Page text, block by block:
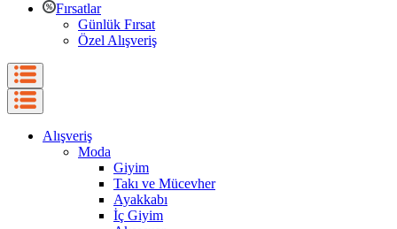
Fırsatlar
Günlük Fırsat
Özel Alışveriş
Alışveriş
Moda
Giyim
Takı ve Mücevher
Ayakkabı
İç Giyim